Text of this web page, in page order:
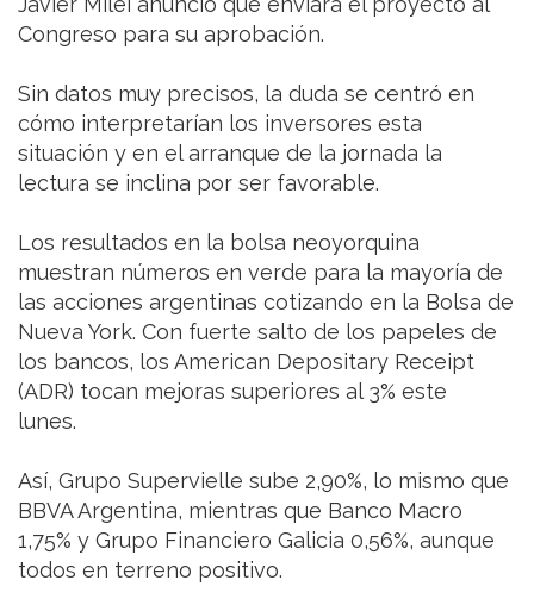
Congreso para su aprobación.
Sin datos muy precisos, la duda se centró en
cómo interpretarían los inversores esta
situación y en el arranque de la jornada la
lectura se inclina por ser favorable.
Los resultados en la bolsa neoyorquina
muestran números en verde para la mayoría de
las acciones argentinas cotizando en la Bolsa de
Nueva York. Con fuerte salto de los papeles de
los bancos, los American Depositary Receipt
(ADR) tocan mejoras superiores al 3% este
lunes.
Así, Grupo Supervielle sube 2,90%, lo mismo que
BBVA Argentina, mientras que Banco Macro
1,75% y Grupo Financiero Galicia 0,56%, aunque
todos en terreno positivo.